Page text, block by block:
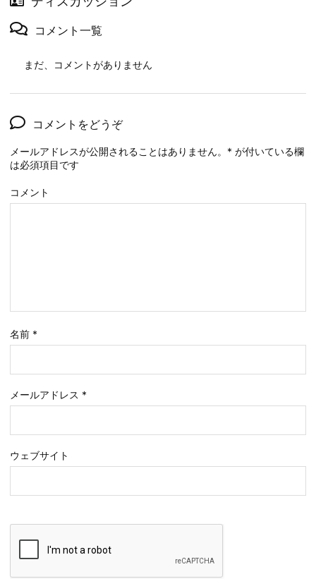
コメント一覧
まだ、コメントがありません
コメントをどうぞ
メールアドレスが公開されることはありません。 * が付いている欄
は必須項目です
コメント
名前 *
メールアドレス *
ウェブサイト